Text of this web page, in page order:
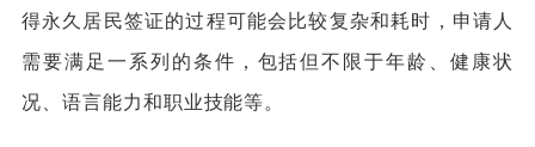
得永久居民签证的过程可能会比较复杂和耗时，申请人
需要满足一系列的条件，包括但不限于年龄、健康状
况、语言能力和职业技能等。